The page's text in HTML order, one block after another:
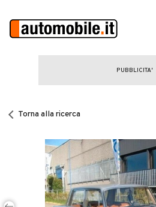
CERCA
Auto Nuove
Noleggio a lungo termine
Auto d'epoca
Torna alla ricerca